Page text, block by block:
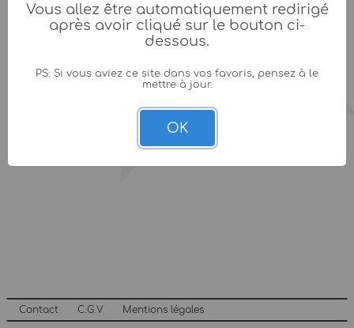
Contact C.G.V Mentions légales
Vous allez être automatiquement redirigé
après avoir cliqué sur le bouton ci-
dessous.
PS: Si vous aviez ce site dans vos favoris, pensez à le
mettre à jour.
OK